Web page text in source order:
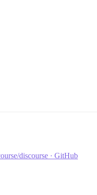
discourse · GitHub